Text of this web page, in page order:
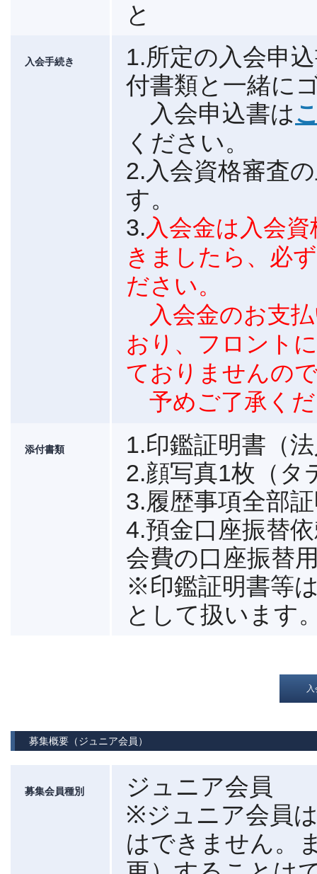
と
入会手続き
1.所定の入会申
付書類と一緒に
入会申込書は
ください。
2.入会資格審査
す。
3. 入会金は入会
きましたら、必
ださい。
入会金のお支
おり、フロント
ておりませんの
予めご了承く
添付書類
1.印鑑証明書（
2.顔写真1枚（タ
3.履歴事項全部
4.預金口座振替
会費の口座振替
※印鑑証明書等
として扱います
募集概要（ジュニア会員）
募集会員種別
ジュニア会員
※ジュニア会員
はできません。